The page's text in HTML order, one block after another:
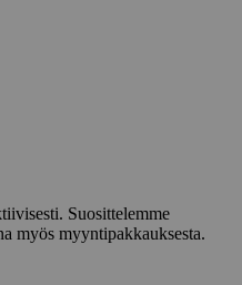
Suosittelemme
myös myyntipakkauksesta.